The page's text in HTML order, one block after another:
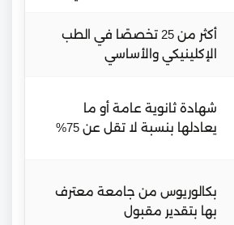
أكثر من 25 تخصصًا في الطب
الإكلينيكي والأساسي
شهادة ثانوية عامة أو ما
يعادلها بنسبة لا تقل عن 75%
بكالوريوس من جامعة معترف
بها بتقدير مقبول